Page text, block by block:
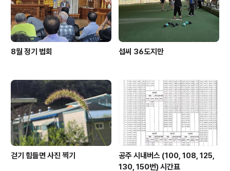
8월 정기 법회 섭씨 36도지만
걷기 힘들면 사진 찍기
공주 시내버스 (100, 108, 125,
130, 150번) 시간표